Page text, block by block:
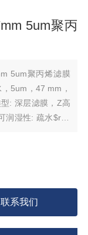
5um聚丙
5um聚丙烯滤膜
5um，47 mm，
: 深层滤膜，Z高
润湿性: 疏水$r$n
联系我们